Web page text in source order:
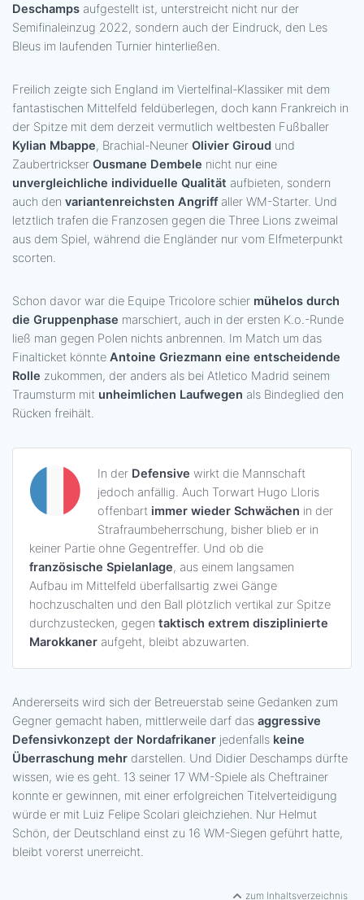
Deschamps aufgestellt ist, unterstreicht nicht nur der
Semifinaleinzug 2022, sondern auch der Eindruck, den Les
Bleus im laufenden Turnier hinterließen.
Freilich zeigte sich England im Viertelfinal-Klassiker mit dem
fantastischen Mittelfeld feldüberlegen, doch kann Frankreich in
der Spitze mit dem derzeit vermutlich weltbesten Fußballer
Kylian Mbappe, Brachial-Neuner Olivier Giroud und
Zaubertrickser Ousmane Dembele nicht nur eine
unvergleichliche individuelle Qualität aufbieten, sondern
auch den variantenreichsten Angriffaller WM-Starter. Und
letztlich trafen die Franzosen gegen die Three Lions zweimal
aus dem Spiel, während die Engländer nur vom Elfmeterpunkt
scorten.
Schon davor war die Equipe Tricolore schier mühelos durch
die Gruppenphase marschiert, auch in der ersten K.o.-Runde
ließ man gegen Polen nichts anbrennen. Im Match um das
Finalticket könnte Antoine Griezmann eine entscheidende
Rolle zukommen, der anders als bei Atletico Madrid seinem
Traumsturm mit unheimlichen Laufwegen als Bindeglied den
Rücken freihält.
In der Defensive wirkt die Mannschaft
jedoch anfällig. Auch Torwart Hugo Lloris
offenbart immer wieder Schwächen in der
Strafraumbeherrschung, bisher blieb er in
keiner Partie ohne Gegentreffer. Und ob die
französische Spielanlage, aus einem langsamen
Aufbau im Mittelfeld überfallsartig zwei Gänge
hochzuschalten und den Ball plötzlich vertikal zur Spitze
durchzustecken, gegen taktisch extrem disziplinierte
Marokkaner aufgeht, bleibt abzuwarten.
Andererseits wird sich der Betreuerstab seine Gedanken zum
Gegner gemacht haben, mittlerweile darf das aggressive
Defensivkonzept der Nordafrikaner jedenfalls keine
Überraschung mehr darstellen. Und Didier Deschamps dürfte
wissen, wie es geht. 13 seiner 17 WM-Spiele als Cheftrainer
konnte er gewinnen, mit einer erfolgreichen Titelverteidigung
würde er mit Luiz Felipe Scolari gleichziehen. Nur Helmut
Schön, der Deutschland einst zu 16 WM-Siegen geführt hatte,
bleibt vorerst unerreicht.
zum Inhaltsverzeichnis